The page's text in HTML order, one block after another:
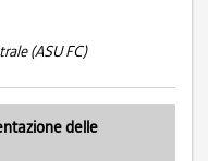
(ASU FC)
delle